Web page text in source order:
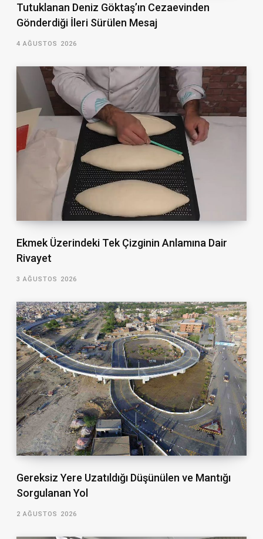
Tutuklanan Deniz Göktaş’ın Cezaevinden
Gönderdiği İleri Sürülen Mesaj
4 AĞUSTOS 2026
Ekmek Üzerindeki Tek Çizginin Anlamına Dair
Rivayet
3 AĞUSTOS 2026
Gereksiz Yere Uzatıldığı Düşünülen ve Mantığı
Sorgulanan Yol
2 AĞUSTOS 2026